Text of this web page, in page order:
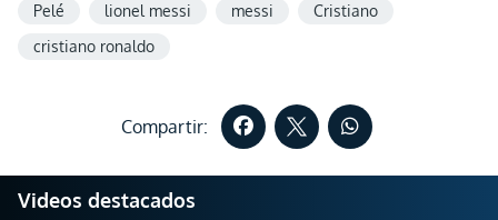
Pelé
lionel messi messi
Cristiano
cristiano ronaldo
Compartir:
Videos destacados